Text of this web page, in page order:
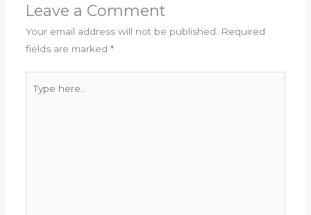
Leave a Comment
Your email address will not be published.
Required
fields are marked *
here..